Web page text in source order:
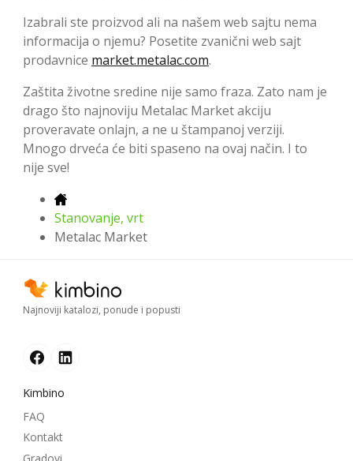
Izabrali ste proizvod ali na našem web sajtu nema
informacija o njemu? Posetite zvanični web sajt
prodavnice market.metalac.com.
Zaštita životne sredine nije samo fraza. Zato nam je
drago što najnoviju Metalac Market akciju
proveravate onlajn, a ne u štampanoj verziji.
Mnogo drveća će biti spaseno na ovaj način. I to
nije sve!
Stanovanje, vrt
Metalac Market
Najnoviji katalozi, ponude i popusti
Kimbino
FAQ
Kontakt